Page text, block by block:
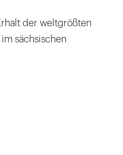
der weltgrößten
sächsischen